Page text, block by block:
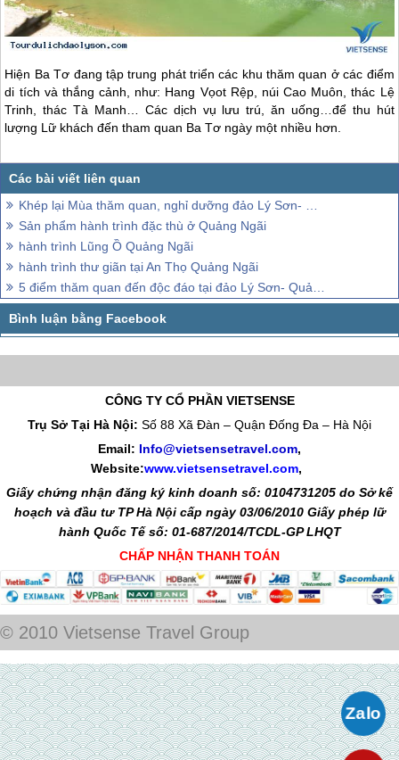
Hiện Ba Tơ đang tập trung phát triển các khu thăm quan ở các điểm
di tích và thắng cảnh, như: Hang Vọot Rệp, núi Cao Muôn, thác Lệ
Trinh, thác Tà Manh… Các dịch vụ lưu trú, ăn uống…để thu hút
lượng Lữ khách đến tham quan Ba Tơ ngày một nhiều hơn.
Khép lại Mùa thăm quan, nghỉ dưỡng đảo Lý Sơn- Quảng Ngãi
Sản phẩm hành trình đặc thù ở Quảng Ngãi
hành trình Lũng Ồ Quảng Ngãi
hành trình thư giãn tại An Thọ Quảng Ngãi
5 điểm thăm quan đến độc đáo tại đảo Lý Sơn- Quảng Ngãi
CÔNG TY CỔ PHẦN VIETSENSE
Trụ Sở Tại Hà Nội: Số 88 Xã Đàn – Quận Đống Đa – Hà Nội
Email: Info@vietsensetravel.com,
Website:www.vietsensetravel.com,
Giấy chứng nhận đăng ký kinh doanh số: 0104731205 do Sở kế
hoạch và đầu tư TP Hà Nội cấp ngày 03/06/2010 Giấy phép lữ
hành Quốc Tế số: 01-687/2014/TCDL-GP LHQT
CHẤP NHẬN THANH TOÁN
© 2010 Vietsense Travel Group